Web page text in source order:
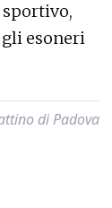
esoneri
di Padova